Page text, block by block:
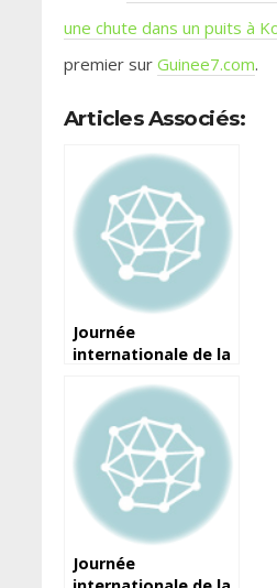
une chute dans un puits à
premier sur Guinee7.com.
Articles Associés:
Journée
internationale de la
Voici la déclaration
du ministre de
l’Information et de
la Communication
Journée